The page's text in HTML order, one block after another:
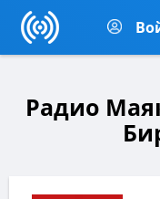
Радио